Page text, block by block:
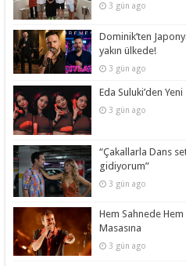
3 gün ago
Dominik’ten
yakın ülkede!
3 gün ago
Eda Suluki’den
3 gün ago
“Çakallarla Dans
gidiyorum”
3 gün ago
Hem Sahnede
Masasına
3 gün ago